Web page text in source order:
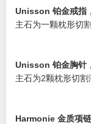
Unisson 铂金戒指
主石为一颗枕形切
Unisson 铂金胸针
主石为2颗枕形切割
Harmonie 金质项